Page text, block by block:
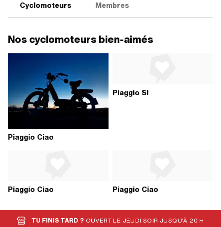
Cyclomoteurs Membres
Nos cyclomoteurs bien-aimés
Piaggio Ciao
Piaggio SI
Piaggio Ciao Piaggio Ciao
TU FINIS TARD ? OUVERT LE JEUDI SOIR JUSQU'À 20 H